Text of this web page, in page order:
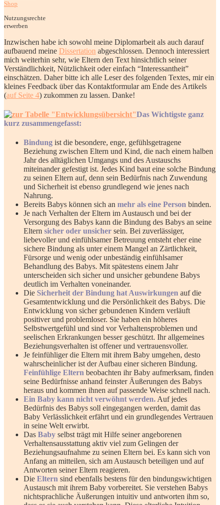
Nutzungsrechte
erwerben
Inzwischen habe ich sowohl meine Diplomarbeit als auch darauf
aufbauend meine Dissertation abgeschlossen. Dennoch interessiert
mich weiterhin sehr, wie Eltern den Text hinsichtlich seiner
Verständlichkeit, Nützlichkeit oder einfach “Interessantheit”
einschätzen. Daher bitte ich alle Leser des folgenden Textes, mir ein
kleines Feedback über das Kontaktformular am Ende des Artikels
(auf Seite 4) zukommen zu lassen. Danke!
Das Wichtigste ganz
kurz zusammengefasst:
Bindung ist die besondere, enge, gefühlsgetragene
Beziehung zwischen Eltern und Kind, die nach einem halben
Jahr des alltäglichen Umgangs und des Austauschs
miteinander gefestigt ist. Jedes Kind baut eine solche Bindung
zu seinen Eltern auf, denn sein Bedürfnis nach Zuwendung
und Sicherheit ist ebenso grundlegend wie jenes nach
Nahrung.
Bereits Babys können sich an mehr als eine Person binden.
Je nach Verhalten der Eltern im Austausch und bei der
Versorgung des Babys kann die Bindung des Babys an seine
Eltern sicher oder unsicher sein. Bei zuverlässiger,
liebevoller und einfühlsamer Betreuung entsteht eher eine
sichere Bindung als unter einem Mangel an Zärtlichkeit,
Fürsorge und wenig oder unbeständig einfühlsamer
Behandlung des Babys. Mit spätestens einem Jahr
unterscheiden sich sicher und unsicher gebundene Babys
deutlich im Verhalten voneinander.
Die Sicherheit der Bindung hat Auswirkungen auf die
Gesamtentwicklung und die Persönlichkeit des Babys. Die
Entwicklung von sicher gebundenen Kindern verläuft
positiver und problemloser. Sie haben ein höheres
Selbstwertgefühl und sind vor Verhaltensproblemen und
seelischen Erkrankungen besser geschützt. Ihr allgemeines
Beziehungsverhalten ist offener und vertrauensvoller.
Je feinfühliger die Eltern mit ihrem Baby umgehen, desto
wahrscheinlicher ist der Aufbau einer sicheren Bindung.
Feinfühlige Eltern beobachten ihr Baby aufmerksam, finden
seine Bedürfnisse anhand feinster Äußerungen des Babys
heraus und kommen ihnen auf passende Weise schnell nach.
Ein Baby kann nicht verwöhnt werden. Auf jedes
Bedürfnis des Babys soll eingegangen werden, damit das
Baby Verlässlichkeit erfährt und ein grundlegendes Vertrauen
in seine Welt erwirbt.
Das Baby selbst trägt mit Hilfe seiner angeborenen
Verhaltensausstattung aktiv viel zum Gelingen der
Beziehungsaufnahme zu seinen Eltern bei. Es kann sich von
Anfang an mitteilen, sich am Austausch beteiligen und auf
Antworten seiner Eltern reagieren.
Die Eltern sind ebenfalls bestens für den bindungswichtigen
Austausch mit ihrem Baby vorbereitet. Sie verstehen Babys
nichtsprachliche Äußerungen intuitiv und antworten ihm so,